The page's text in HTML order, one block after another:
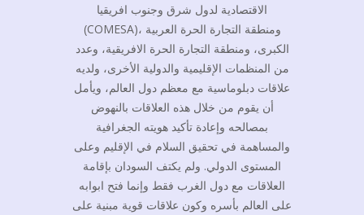
الاقتصادية لدول شرق وجنوب افريقيا
(COMESA)، ومنطقة التجارة الحرة العربية
الكبرى، ومنطقة التجارة الحرة الافريقية، وعدد
من المنظمات الإقليمية والدولية الأخرى، ولديه
علاقات دبلوماسية مع معظم دول العالم، ويأمل
أن يقوم من خلال هذه العلاقات بالنهوض
بمصالحه وإعادة تأكيد هويته الجغرافية
والمساهمة في تحقيق السلام في الإقليم وعلى
المستوى الدولي. ولم يكتف السودان بإقامة
العلاقات مع دول الغرب فقط وإنما فتح ابوابه
على العالم بأسره وكون علاقات قوية مبنية على